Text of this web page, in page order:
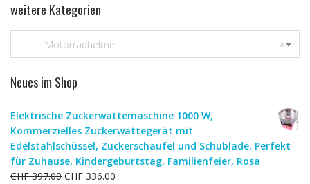
weitere Kategorien
×
Motorradhelme
Neues im Shop
Elektrische Zuckerwattemaschine 1000 W,
Kommerzielles Zuckerwattegerät mit
Edelstahlschüssel, Zuckerschaufel und Schublade, Perfekt
für Zuhause, Kindergeburtstag, Familienfeier, Rosa
CHF397.00 Ursprünglicher
CHF 336.00